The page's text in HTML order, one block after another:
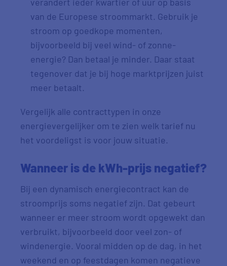
van de Europese stroommarkt. Gebruik je
stroom op goedkope momenten,
bijvoorbeeld bij veel wind- of zonne-
energie? Dan betaal je minder. Daar staat
tegenover dat je bij hoge marktprijzen juist
meer betaalt.
Vergelijk alle contracttypen in onze
energievergelijker om te zien welk tarief nu
het voordeligst is voor jouw situatie.
Wanneer is de kWh-prijs negatief?
Bij een dynamisch energiecontract kan de
stroomprijs soms negatief zijn. Dat gebeurt
wanneer er meer stroom wordt opgewekt dan
verbruikt, bijvoorbeeld door veel zon- of
windenergie. Vooral midden op de dag, in het
weekend en op feestdagen komen negatieve